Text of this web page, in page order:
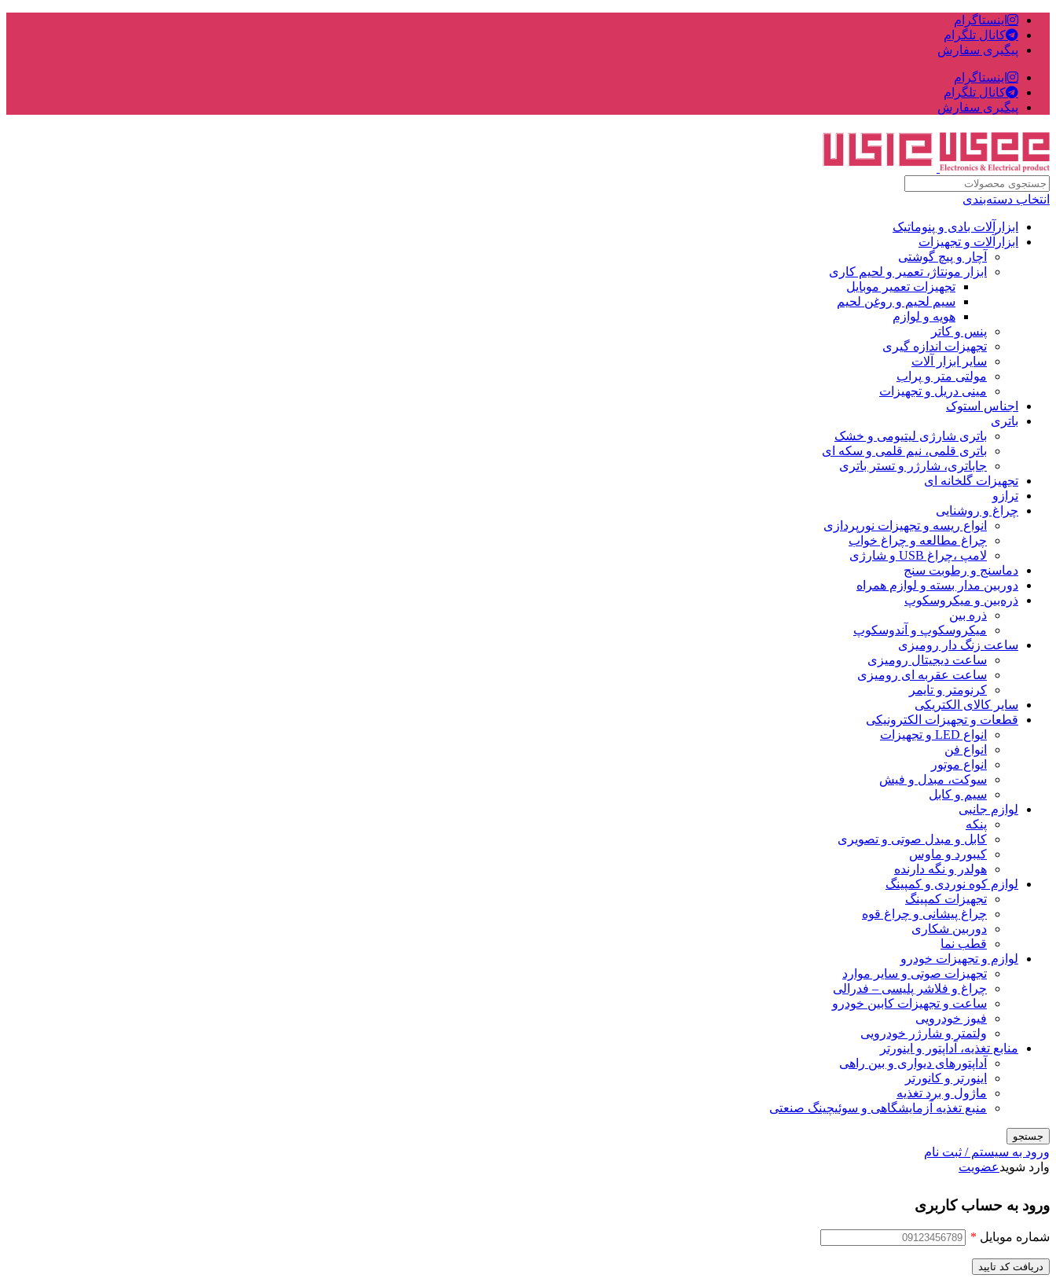
اینستاگرام
کانال تلگرام
پیگیری سفارش
اینستاگرام
کانال تلگرام
پیگیری سفارش
انتخاب دسته‌بندی
ابزارآلات بادی و پنوماتیک
ابزارآلات و تجهیزات
آچار و پیچ گوشتی
ابزار مونتاژ، تعمیر و لحیم کاری
تجهیزات تعمیر موبایل
سیم لحیم و روغن لحیم
هویه و لوازم
پنس و کاتر
تجهیزات اندازه گیری
سایر ابزار آلات
مولتی متر و پراب
مینی دریل و تجهیزات
اجناس استوک
باتری
باتری شارژی لیتیومی و خشک
باتری قلمی، نیم قلمی و سکه ای
جاباتری، شارژر و تستر باتری
تجهیزات گلخانه ای
ترازو
چراغ و روشنایی
انواع ریسه و تجهیزات نورپردازی
چراغ مطالعه و چراغ خواب
لامپ ،چراغ USB و شارژی
دماسنج و رطوبت سنج
دوربین مدار بسته و لوازم همراه
ذره‌بین و میکروسکوپ
ذره بین
میکروسکوپ و آندوسکوپ
ساعت زنگ دار رومیزی
ساعت دیجیتال رومیزی
ساعت عقربه ای رومیزی
کرنومتر و تایمر
سایر کالای الکتریکی
قطعات و تجهیزات الکترونیکی
انواع LED و تجهیزات
انواع فن
انواع موتور
سوکت، مبدل و فیش
سیم و کابل
لوازم جانبی
پنکه
کابل و مبدل صوتی و تصویری
کیبورد و ماوس
هولدر و نگه دارنده
لوازم کوه نوردی و کمپینگ
تجهیزات کمپینگ
چراغ پیشانی و چراغ قوه
دوربین شکاری
قطب نما
لوازم و تجهیزات خودرو
تجهیزات صوتی و سایر موارد
چراغ و فلاشر پلیسی – فدرالی
ساعت و تجهیزات کابین خودرو
فیوز خودرویی
ولتمتر و شارژر خودرویی
منابع تغذیه، آداپتور و اینورتر
آداپتورهای دیواری و بین راهی
اینورتر و کانورتر
ماژول و برد تغذیه
منبع تغذیه آزمایشگاهی و سوئیچینگ صنعتی
جستجو
ورود به سیستم / ثبت نام
وارد شویدعضویت
ورود به حساب کاربری
شماره موبایل *
دریافت کد تایید